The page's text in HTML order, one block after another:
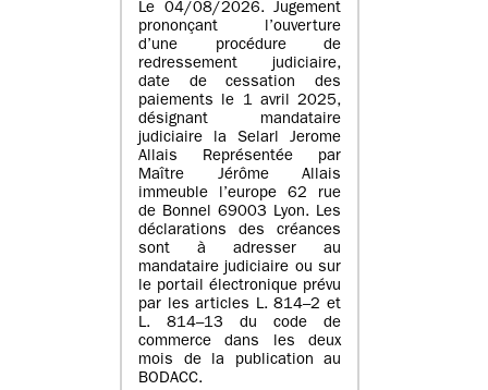
Le 04/08/2026. Jugement
prononçant l’ouverture
d’une procédure de
redressement judiciaire,
date de cessation des
paiements le 1 avril 2025,
désignant mandataire
judiciaire la Selarl Jerome
Allais Représentée par
Maître Jérôme Allais
immeuble l’europe 62 rue
de Bonnel 69003 Lyon. Les
déclarations des créances
sont à adresser au
mandataire judiciaire ou sur
le portail électronique prévu
par les articles L. 814–2 et
L. 814–13 du code de
commerce dans les deux
mois de la publication au
BODACC.